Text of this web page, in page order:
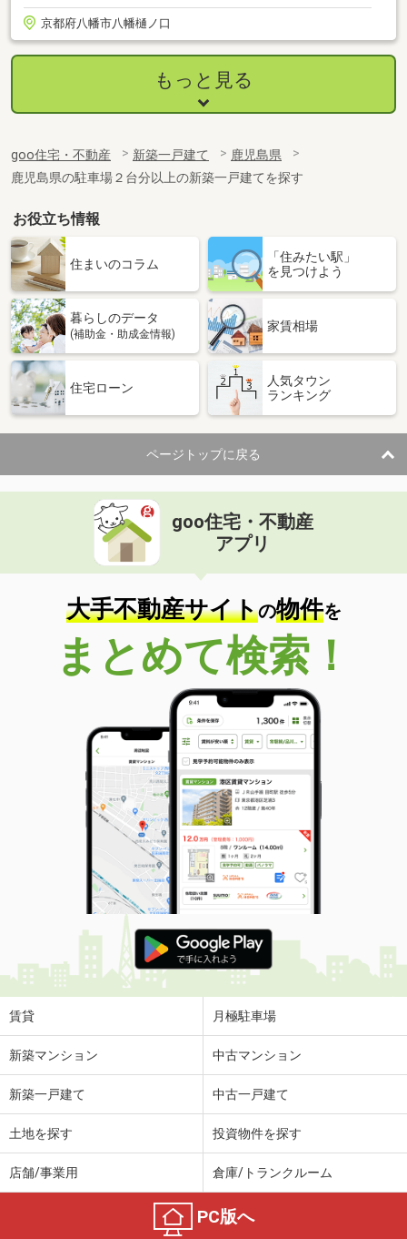
京都府八幡市八幡樋ノ口
もっと見る
goo住宅・不動産 新築一戸建て
鹿児島県
鹿児島県の駐車場２台分以上の新築一戸建てを探す
お役立ち情報
住まいのコラム
「住みたい駅」
を見つけよう
暮らしのデータ
(補助金・助成金情報)
家賃相場
住宅ローン
人気タウン
ランキング
ページトップに戻る
goo住宅・不動産
アプリ
大手不動産サイトの物件を
まとめて検索！
賃貸 月極駐車場
新築マンション 中古マンション
新築一戸建て 中古一戸建て
土地を探す 投資物件を探す
店舗/事業用 倉庫/トランクルーム
PC版へ